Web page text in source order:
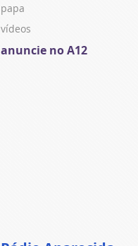
papa
vídeos
anuncie no A12